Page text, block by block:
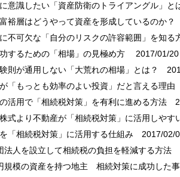
意識したい「資産防衛のトライアングル」と
裕層はどうやって資産を形成しているのか？
不可欠な「自分のリスクの許容範囲」を知る
するための「相場」の見極め方
2017/01/20
則が通用しない「大荒れの相場」とは？
「もっとも効率のよい投資」だと言える理由
活用で「相続税対策」を有利に進める方法
式より不動産が「相続税対策」に活用しやす
「相続税対策」に活用する仕組み 2017/02/
法人を設立して相続税の負担を軽減する方法
規模の資産を持つ地主 相続対策に成功した事